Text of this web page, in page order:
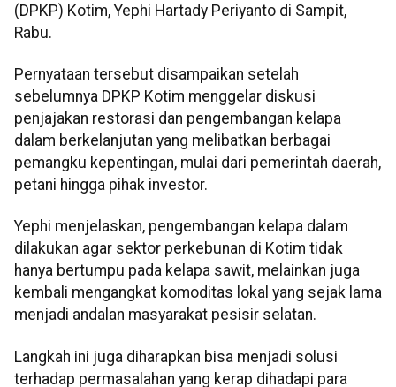
(DPKP) Kotim, Yephi Hartady Periyanto di Sampit,
Rabu.
Pernyataan tersebut disampaikan setelah
sebelumnya DPKP Kotim menggelar diskusi
penjajakan restorasi dan pengembangan kelapa
dalam berkelanjutan yang melibatkan berbagai
pemangku kepentingan, mulai dari pemerintah daerah,
petani hingga pihak investor.
Yephi menjelaskan, pengembangan kelapa dalam
dilakukan agar sektor perkebunan di Kotim tidak
hanya bertumpu pada kelapa sawit, melainkan juga
kembali mengangkat komoditas lokal yang sejak lama
menjadi andalan masyarakat pesisir selatan.
Langkah ini juga diharapkan bisa menjadi solusi
terhadap permasalahan yang kerap dihadapi para